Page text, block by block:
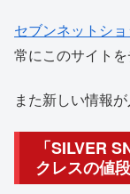
セブンネットシ
常にこのサイト
また新しい情報
「SILVER
クレスの値段